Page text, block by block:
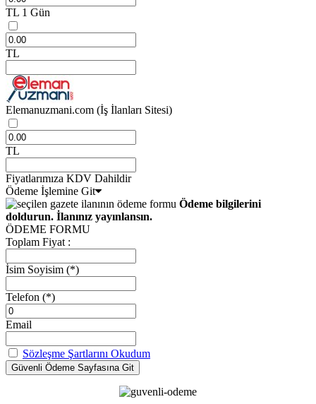
TL 1 Gün
TL
Elemanuzmani.com (İş İlanları Sitesi)
TL
Fiyatlarımıza KDV Dahildir
Ödeme İşlemine Git
Ödeme bilgilerini
doldurun. İlanınız yayınlansın.
ÖDEME FORMU
Toplam Fiyat :
İsim Soyisim (*)
Telefon (*)
Email
Sözleşme Şartlarını Okudum